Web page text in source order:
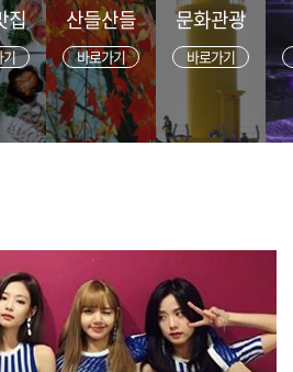
집 산들산들
바로가기
문화관광
바로가기